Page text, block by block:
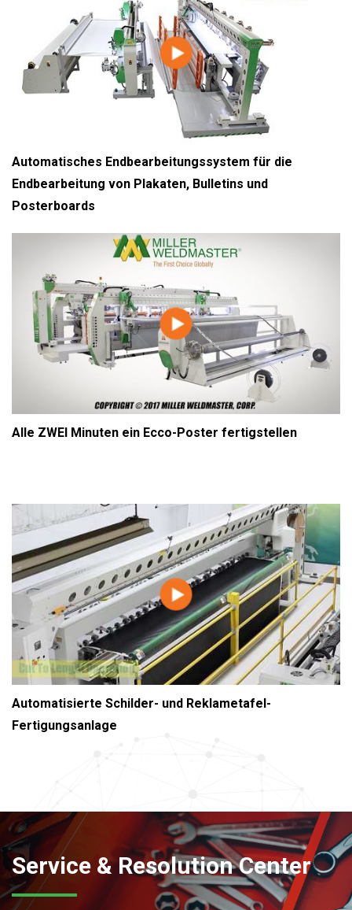
Automatisches Endbearbeitungssystem für die
Endbearbeitung von Plakaten, Bulletins und
Posterboards
Alle ZWEI Minuten ein Ecco-Poster fertigstellen
Automatisierte Schilder- und Reklametafel-
Fertigungsanlage
Service & Resolution Center